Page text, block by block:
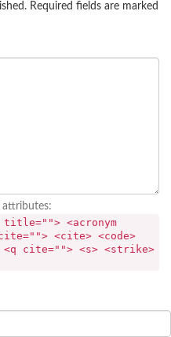
Required fields are marked
attributes:
<acronym
<cite> <code>
<q cite=""> <s> <strike>